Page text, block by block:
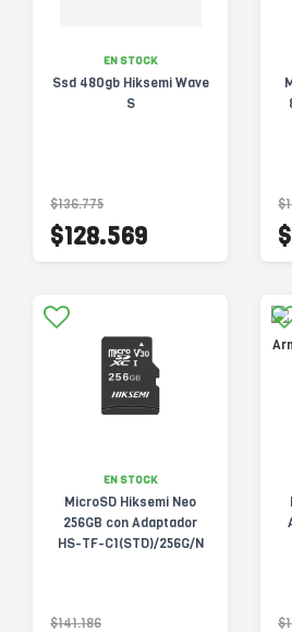
EN STOCK
Ssd 480gb Hiksemi Wave
S
$136.775
$128.569
EN STOCK
MicroSD Hiksemi Neo
256GB con Adaptador
HS-TF-C1(STD)/256G/N
$141.186